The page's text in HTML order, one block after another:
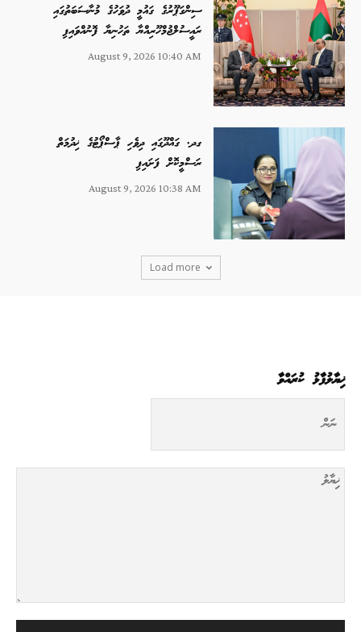
ސިންގަޕޫރުގެ ގައުމީ ދުވަހުގެ މުނާސަބަތުގައި
ރައީސުލްޖުމްހޫރިއްޔާ ތަހުނިޔާ ފޮނުއްވައިފި
August 9, 2026 10:40 AM
ގދ. ގައްދޫގައި ދިވެހި ޕާސްޕޯޓުގެ ޚިދުމަތް
ރަސްމީކޮށް ފަށައިފި
August 9, 2026 10:38 AM
Load more
ޚިޔާލުފާޅު ކުރައްވާ